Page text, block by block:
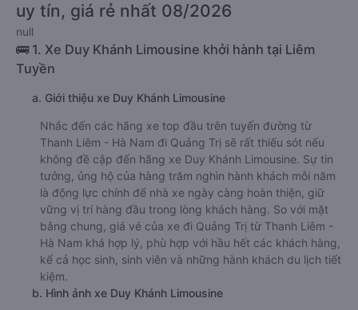
uy tín, giá rẻ nhất 08/2026
null
🚌 1. Xe Duy Khánh Limousine khởi hành tại Liêm
Tuyền
a. Giới thiệu xe Duy Khánh Limousine
Nhắc đến các hãng xe top đầu trên tuyến đường từ
Thanh Liêm - Hà Nam đi Quảng Trị sẽ rất thiếu sót nếu
không đề cập đến hãng xe Duy Khánh Limousine. Sự tin
tưởng, ủng hộ của hàng trăm nghìn hành khách mỗi năm
là động lực chính để nhà xe ngày càng hoàn thiện, giữ
vững vị trí hàng đầu trong lòng khách hàng. So với mặt
bằng chung, giá vé của xe đi Quảng Trị từ Thanh Liêm -
Hà Nam khá hợp lý, phù hợp với hầu hết các khách hàng,
kể cả học sinh, sinh viên và những hành khách du lịch tiết
kiệm.
b. Hình ảnh xe Duy Khánh Limousine